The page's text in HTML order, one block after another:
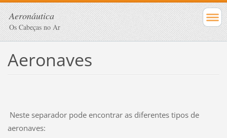
Aeronáutica
Os Cabeças no Ar
Aeronaves
Neste separador pode encontrar as diferentes tipos de
aeronaves: